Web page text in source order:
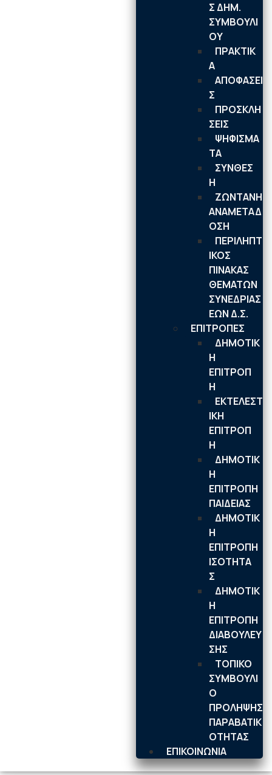
Σ ΔΗΜ.
ΣΥΜΒΟΥΛΙ
ΟΥ
ΠΡΑΚΤΙΚ
Α
ΑΠΟΦΑΣΕΙ
Σ
ΠΡΟΣΚΛΗ
ΣΕΙΣ
ΨΗΦΙΣΜΑ
ΤΑ
ΣΥΝΘΕΣ
Η
ΖΩΝΤΑΝΗ
ΑΝΑΜΕΤΑΔ
ΟΣΗ
ΠΕΡΙΛΗΠΤ
ΙΚΟΣ
ΠΙΝΑΚΑΣ
ΘΕΜΑΤΩΝ
ΣΥΝΕΔΡΙΑΣ
ΕΩΝ Δ.Σ.
ΕΠΙΤΡΟΠΕΣ
ΔΗΜΟΤΙΚ
Η
ΕΠΙΤΡΟΠ
Η
ΕΚΤΕΛΕΣΤ
ΙΚΗ
ΕΠΙΤΡΟΠ
Η
ΔΗΜΟΤΙΚ
Η
ΕΠΙΤΡΟΠΗ
ΠΑΙΔΕΙΑΣ
ΔΗΜΟΤΙΚ
Η
ΕΠΙΤΡΟΠΗ
ΙΣΟΤΗΤΑ
Σ
ΔΗΜΟΤΙΚ
Η
ΕΠΙΤΡΟΠΗ
ΔΙΑΒΟΥΛΕΥ
ΣΗΣ
ΤΟΠΙΚΟ
ΣΥΜΒΟΥΛΙ
Ο
ΠΡΟΛΗΨΗΣ
ΠΑΡΑΒΑΤΙΚ
ΟΤΗΤΑΣ
ΕΠΙΚΟΙΝΩΝΙΑ